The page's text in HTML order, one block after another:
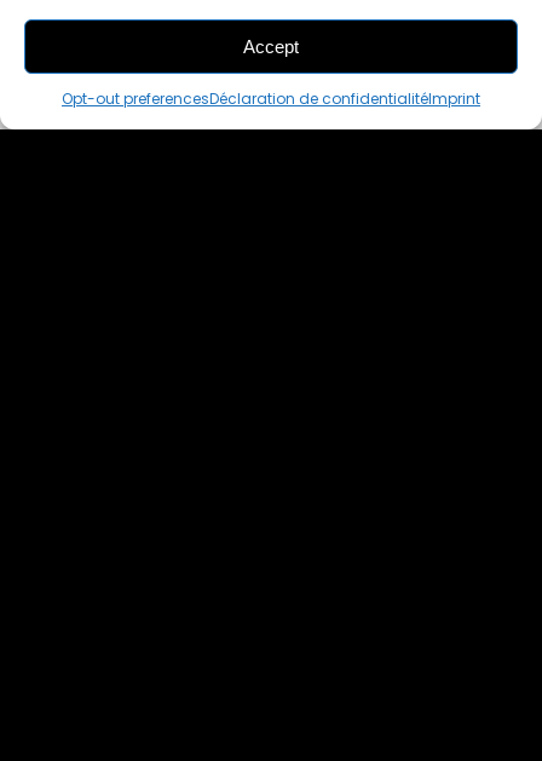
Accept
Opt-out preferencesDéclaration de confidentialitéImprint
THIS PAIR IS
IN A CART